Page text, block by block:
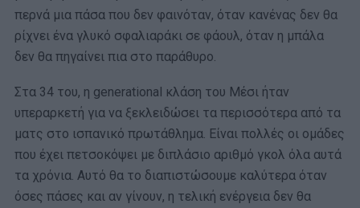
περνά μια πάσα που δεν φαινόταν, όταν κανένας δεν θα
ρίχνει ένα γλυκό σφαλιαράκι σε φάουλ, όταν η μπάλα
δεν θα πηγαίνει πια στο παράθυρο.
Στα 34 του, η generational κλάση του Μέσι ήταν
υπεραρκετή για να ξεκλειδώσει τα περισσότερα από τα
ματς στο ισπανικό πρωτάθλημα. Είναι πολλές οι ομάδες
που έχει πετσοκόψει με διπλάσιο αριθμό γκολ όλα αυτά
τα χρόνια. Αυτό θα το διαπιστώσουμε καλύτερα όταν
όσες πάσες και αν γίνουν, η τελική ενέργεια δεν θα